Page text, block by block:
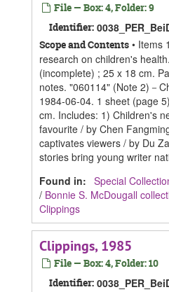
File — Box: 4, Folder: 9
Identifier:
Scope and Contents • Items
research on children's
(incomplete) ; 25 x 18 cm.
notes. "060114" (Note 2)－
1984-06-04. 1 sheet (page
cm. Includes: 1) Children's
favourite / by Chen
captivates viewers / by Du
stories bring young writer
Found in: Special
/ Bonnie S. McDougall
Clippings
Clippings, 1985
File — Box: 4, Folder: 10
Identifier: